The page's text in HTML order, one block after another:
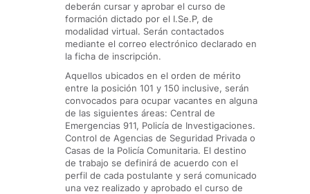
deberán cursar y aprobar el curso de
formación dictado por el I.Se.P, de
modalidad virtual. Serán contactados
mediante el correo electrónico declarado en
la ficha de inscripción.
Aquellos ubicados en el orden de mérito
entre la posición 101 y 150 inclusive, serán
convocados para ocupar vacantes en alguna
de las siguientes áreas: Central de
Emergencias 911, Policía de Investigaciones.
Control de Agencias de Seguridad Privada o
Casas de la Policía Comunitaria. El destino
de trabajo se definirá de acuerdo con el
perfil de cada postulante y será comunicado
una vez realizado y aprobado el curso de